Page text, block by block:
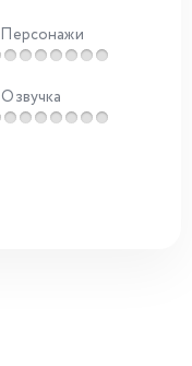
Персонажи
Озвучка